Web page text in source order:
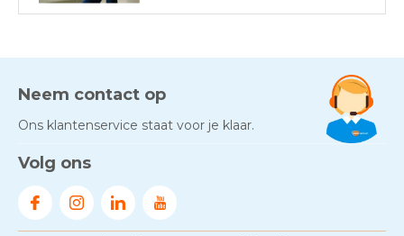
AED-apparaten - Welke past
Door Marco van Arbowinkel.nl
Door
Neem contact op
Ons klantenservice staat voor je klaar.
Volg ons